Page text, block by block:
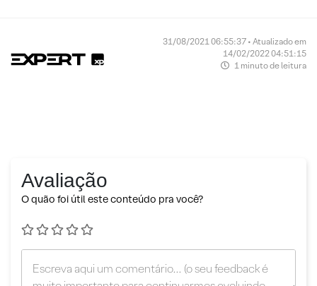
31/08/2021 06:55:37 • Atualizado em
14/02/2022 04:51:15
1 minuto de leitura
Avaliação
O quão foi útil este conteúdo pra você?